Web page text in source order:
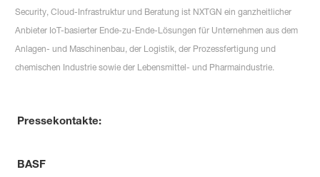
Security, Cloud-Infrastruktur und Beratung ist NXTGN ein ganzheitlicher
Anbieter IoT-basierter Ende-zu-Ende-Lösungen für Unternehmen aus dem
Anlagen- und Maschinenbau, der Logistik, der Prozessfertigung und
chemischen Industrie sowie der Lebensmittel- und Pharmaindustrie.
Pressekontakte:
BASF